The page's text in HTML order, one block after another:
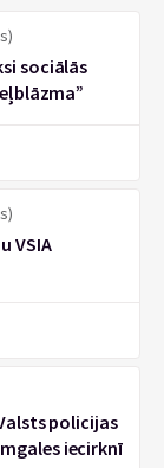
sociālās
VSIA
policijas
iecirknī